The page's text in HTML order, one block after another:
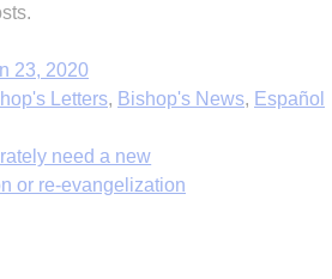
23, 2020
Letters, Bishop's News, Español
need a new
or re-evangelization